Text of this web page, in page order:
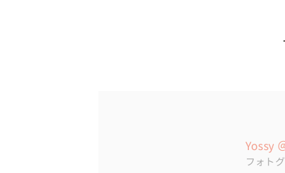
Yossy
フォト